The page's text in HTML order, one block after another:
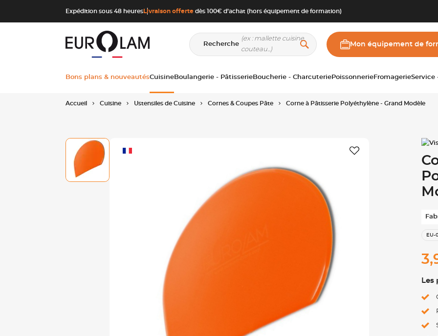
Expédition sous 48 heures Livraison offerte dès 100€ d’achat (hors équipement de formation)
Recherche Mon équipement de
Bons plans & nouveautésCuisine Boulangerie - Pâtisserie Boucherie - Charcuterie Poissonnerie FromagerieService
Accueil Cuisine Ustensiles de Cuisine Cornes & Coupes Pâte Corne à Pâtisserie Polyéthylène - Grand Modèle
EU-
Les